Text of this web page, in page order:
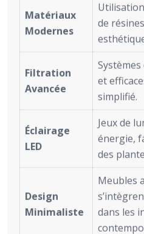
Matériaux
Modernes
de
Filtration
Avancée
et
simplifié.
Éclairage
LED
Jeux de
énergie,
des
Design
Minimaliste
Meubles
dans les